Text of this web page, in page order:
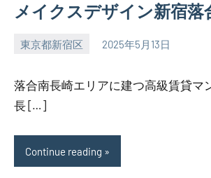
メイクスデザイン新宿落
東京都新宿区 2025年5月13日
SEZIMO
落合南長崎エリアに建つ高級賃貸マ
長 […]
Continue reading